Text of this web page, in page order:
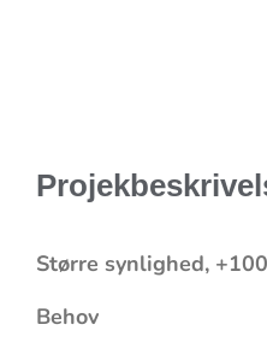
Større synlighed,
Behov